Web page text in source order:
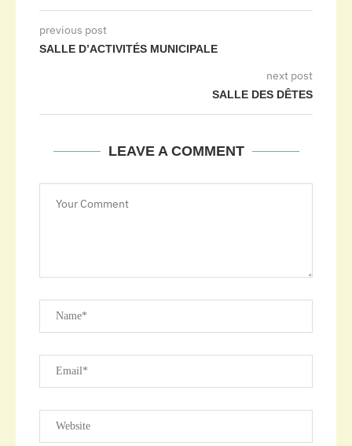
previous post
SALLE D’ACTIVITÉS MUNICIPALE
next post
SALLE DES DÊTES
LEAVE A COMMENT